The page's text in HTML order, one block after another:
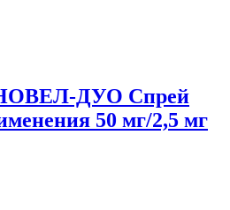
ДУО Спрей
50 мг/2,5 мг